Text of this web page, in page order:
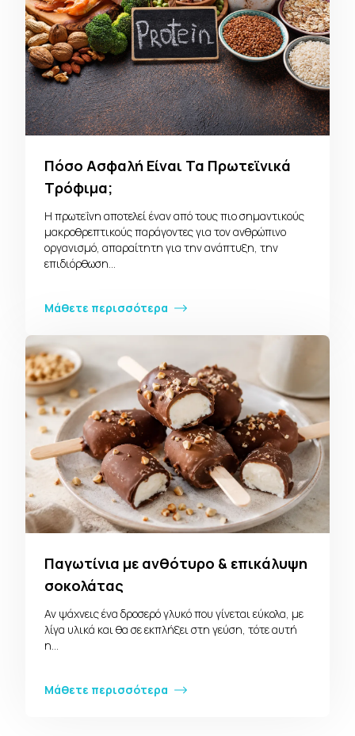
Πόσο Ασφαλή Είναι Τα Πρωτεϊνικά
Τρόφιμα;
Η πρωτεΐνη αποτελεί έναν από τους πιο σημαντικούς
μακροθρεπτικούς παράγοντες για τον ανθρώπινο
οργανισμό, απαραίτητη για την ανάπτυξη, την
επιδιόρθωση…
Μάθετε περισσότερα
Παγωτίνια με ανθότυρο & επικάλυψη
σοκολάτας
Αν ψάχνεις ένα δροσερό γλυκό που γίνεται εύκολα, με
λίγα υλικά και θα σε εκπλήξει στη γεύση, τότε αυτή
η…
Μάθετε περισσότερα